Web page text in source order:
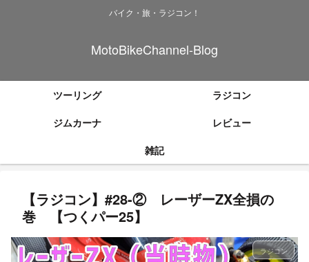
バイク・旅・ラジコン！
MotoBikeChannel-Blog
ツーリング
ラジコン
ジムカーナ
レビュー
雑記
【ラジコン】#28-② レーザーZX全損の
巻 【つくパー25】
ラジコン